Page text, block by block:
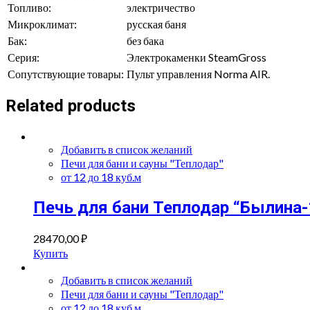
Топливо:
электричество
Микроклимат:
русская баня
Бак:
без бака
Серия:
Электрокаменки SteamGross
Сопутствующие товары: Пульт управления Norma AIR.
Related products
Добавить в список желаний
Печи для бани и сауны "Теплодар"
от 12 до 18 куб.м
Печь для бани Теплодар
28470,00₽
Купить
Добавить в список желаний
Печи для бани и сауны "Теплодар"